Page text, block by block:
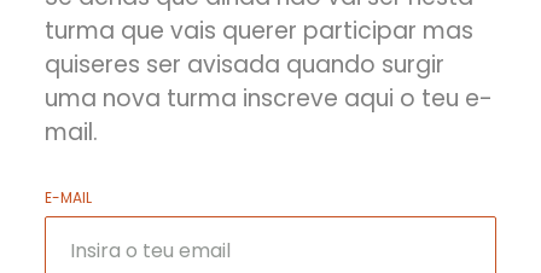
turma que vais querer participar mas
quiseres ser avisada quando surgir
uma nova turma inscreve aqui o teu e-
mail.
E-MAIL